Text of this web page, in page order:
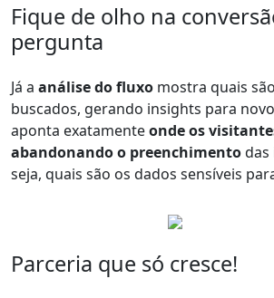
Fique de olho na
pergunta
Já a análise do fluxo mostra quais
buscados, gerando insights para
aponta exatamenteonde os
abandonando o preenchimentodas
seja, quais são os dados sensíveis
Parceria que só cresce!